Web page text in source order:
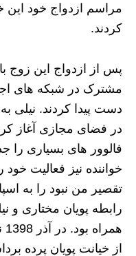
مراسم ازدواج خود
کردند.
پس از ازدواج این زوج با
مشترک در شبکه های
دست پیدا کردند. نیلی
در فضای مجازی آغاز
فالوور های بسیاری را
خواننده نیز فعالیت خود
تقصیر من نبود را به
رابطه پویان مختاری و
از خیانت پویان پرده